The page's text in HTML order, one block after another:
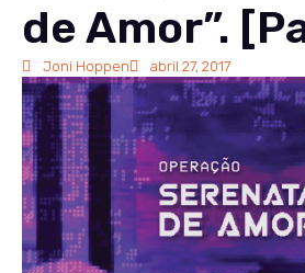
de Amor”.
Joni Hoppen abril 27, 2017